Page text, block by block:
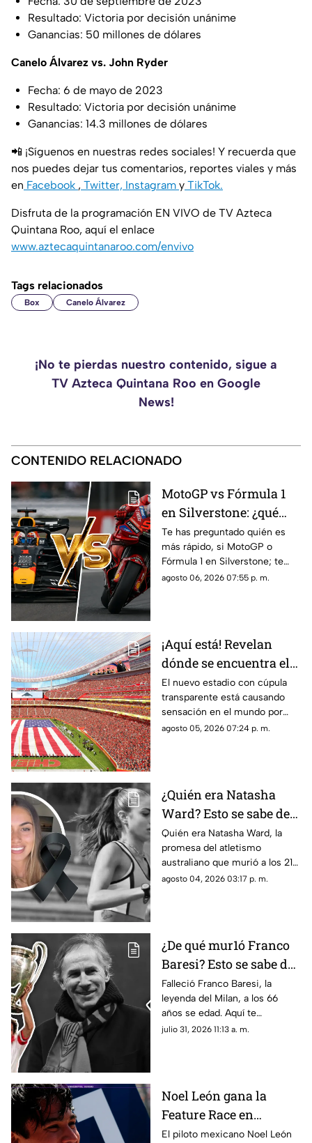
Resultado: Victoria por decisión unánime
Ganancias: 50 millones de dólares
Canelo Álvarez vs. John Ryder
Fecha: 6 de mayo de 2023
Resultado: Victoria por decisión unánime
Ganancias: 14.3 millones de dólares
📲 ¡Síguenos en nuestras redes sociales! Y recuerda que
nos puedes dejar tus comentarios, reportes viales y más
en Facebook , Twitter, Instagram y TikTok.
Disfruta de la programación EN VIVO de TV Azteca
Quintana Roo, aquí el enlace
www.aztecaquintanaroo.com/envivo
Tags relacionados
Box Canelo Álvarez
¡No te pierdas nuestro contenido, sigue a
TV Azteca Quintana Roo en Google
News!
CONTENIDO RELACIONADO
MotoGP vs Fórmula 1
en Silverstone: ¿qué
categoría es más rápida
y por cuánto?
Te has preguntado quién es
más rápido, si MotoGP o
Fórmula 1 en Silverstone; te
contamos los horarios del GP
agosto 06, 2026 07:55 p. m.
¡Aquí está! Revelan
dónde se encuentra el
estadio con cúpula
transparente
El nuevo estadio con cúpula
transparente está causando
sensación en el mundo por
cómo luce y aquí te contamos
agosto 05, 2026 07:24 p. m.
¿Quién era Natasha
Ward? Esto se sabe de
la mu3rt3 de la joven
promesa del atletismo
a los 21 años
Quién era Natasha Ward, la
promesa del atletismo
australiano que murió a los 21
años. Conoce su trayectoria,
agosto 04, 2026 03:17 p. m.
¿De qué mur1ó Franco
Baresi? Esto se sabe del
fallecimiento de la
leyenda del Milan a los
66 años de edad
Falleció Franco Baresi, la
leyenda del Milan, a los 66
años se edad. Aquí te
compartimos todos los
julio 31, 2026 11:13 a. m.
Noel León gana la
Feature Race en
Hungaroring y logra un
El piloto mexicano Noel León